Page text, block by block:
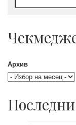
Архив